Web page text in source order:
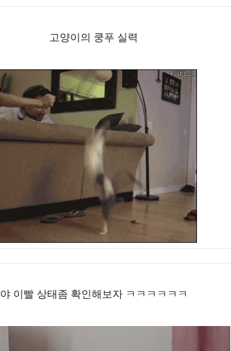
고양이의 쿵푸 실력
야 이빨 상태좀 확인해보자 ㅋㅋㅋㅋㅋㅋ